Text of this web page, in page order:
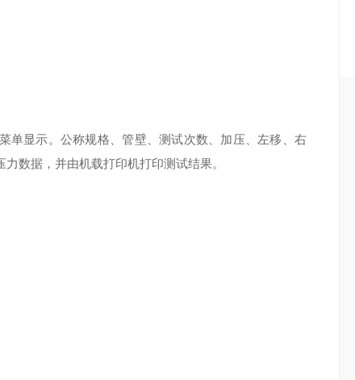
单显示。公称规格、管壁、测试次数、加压、左移、右
数据，并由机载打印机打印测试结果。